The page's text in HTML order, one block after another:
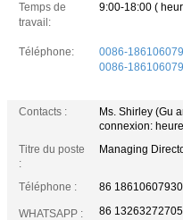
Temps de
travail:
9:00-18:00 (
Téléphone: 0086-
0086-
Contacts : Ms. Shirley (Gu
connexion:
Titre du poste
:
Managing
Téléphone : 86 18610607930
WHATSAPP : 86 13263272705